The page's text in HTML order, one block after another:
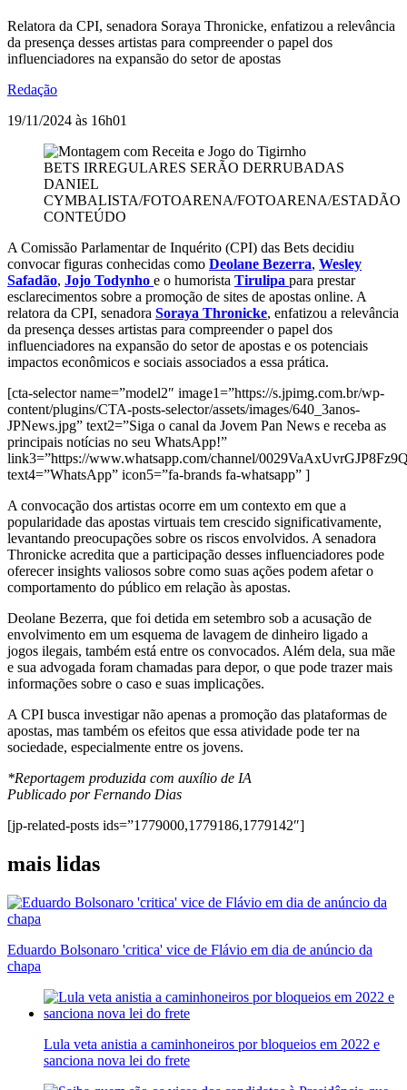
Relatora da CPI, senadora Soraya Thronicke, enfatizou a relevância
da presença desses artistas para compreender o papel dos
influenciadores na expansão do setor de apostas
Redação
19/11/2024 às 16h01
BETS IRREGULARES SERÃO DERRUBADAS
DANIEL
CYMBALISTA/FOTOARENA/FOTOARENA/ESTADÃO
CONTEÚDO
A Comissão Parlamentar de Inquérito (CPI) das Bets decidiu
convocar figuras conhecidas como Deolane Bezerra, Wesley
Safadão, Jojo Todynho e o humorista Tirulipa para prestar
esclarecimentos sobre a promoção de sites de apostas online. A
relatora da CPI, senadora Soraya Thronicke, enfatizou a relevância
da presença desses artistas para compreender o papel dos
influenciadores na expansão do setor de apostas e os potenciais
impactos econômicos e sociais associados a essa prática.
[cta-selector name=”model2″ image1=”https://s.jpimg.com.br/wp-
content/plugins/CTA-posts-selector/assets/images/640_3anos-
JPNews.jpg” text2=”Siga o canal da Jovem Pan News e receba as
principais notícias no seu WhatsApp!”
link3=”https://www.whatsapp.com/channel/
text4=”WhatsApp” icon5=”fa-brands fa-whatsapp” ]
A convocação dos artistas ocorre em um contexto em que a
popularidade das apostas virtuais tem crescido significativamente,
levantando preocupações sobre os riscos envolvidos. A senadora
Thronicke acredita que a participação desses influenciadores pode
oferecer insights valiosos sobre como suas ações podem afetar o
comportamento do público em relação às apostas.
Deolane Bezerra, que foi detida em setembro sob a acusação de
envolvimento em um esquema de lavagem de dinheiro ligado a
jogos ilegais, também está entre os convocados. Além dela, sua mãe
e sua advogada foram chamadas para depor, o que pode trazer mais
informações sobre o caso e suas implicações.
A CPI busca investigar não apenas a promoção das plataformas de
apostas, mas também os efeitos que essa atividade pode ter na
sociedade, especialmente entre os jovens.
*Reportagem produzida com auxílio de IA
Publicado por Fernando Dias
[jp-related-posts ids=”1779000,1779186,1779142″]
mais lidas
Eduardo Bolsonaro 'critica' vice de Flávio em dia de anúncio da
chapa
Lula veta anistia a caminhoneiros por bloqueios em 2022 e
sanciona nova lei do frete